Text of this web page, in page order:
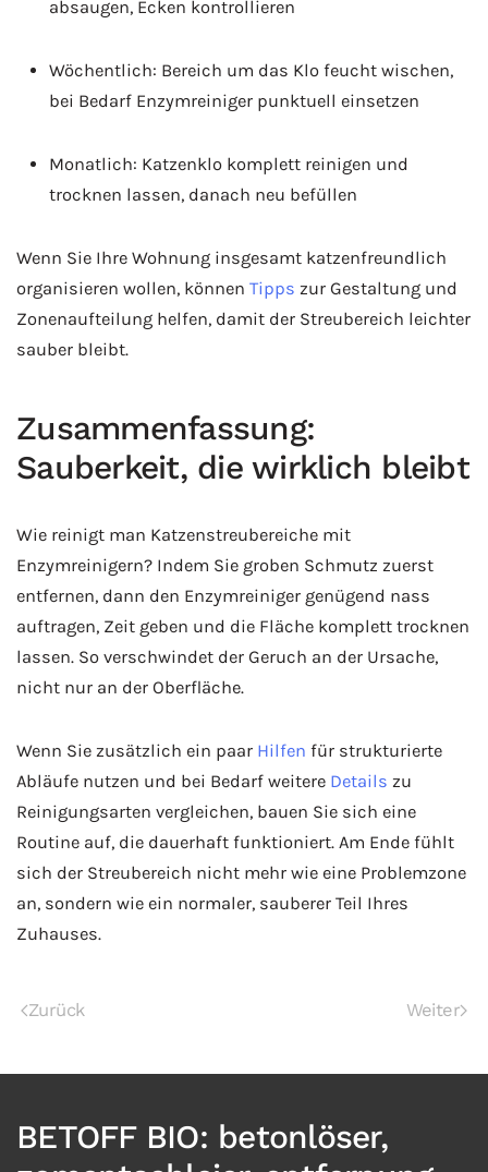
absaugen, Ecken kontrollieren
Wöchentlich: Bereich um das Klo feucht wischen,
bei Bedarf Enzymreiniger punktuell einsetzen
Monatlich: Katzenklo komplett reinigen und
trocknen lassen, danach neu befüllen
Wenn Sie Ihre Wohnung insgesamt katzenfreundlich
organisieren wollen, können Tipps zur Gestaltung und
Zonenaufteilung helfen, damit der Streubereich leichter
sauber bleibt.
Zusammenfassung:
Sauberkeit, die wirklich bleibt
Wie reinigt man Katzenstreubereiche mit
Enzymreinigern? Indem Sie groben Schmutz zuerst
entfernen, dann den Enzymreiniger genügend nass
auftragen, Zeit geben und die Fläche komplett trocknen
lassen. So verschwindet der Geruch an der Ursache,
nicht nur an der Oberfläche.
Wenn Sie zusätzlich ein paar Hilfen für strukturierte
Abläufe nutzen und bei Bedarf weitere Details zu
Reinigungsarten vergleichen, bauen Sie sich eine
Routine auf, die dauerhaft funktioniert. Am Ende fühlt
sich der Streubereich nicht mehr wie eine Problemzone
an, sondern wie ein normaler, sauberer Teil Ihres
Zuhauses.
Zurück Weiter
BETOFF BIO: betonlöser,